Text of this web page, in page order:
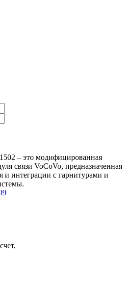
– это модифицированная
связи VoCoVo, предназначенная
и интеграции с гарнитурами и